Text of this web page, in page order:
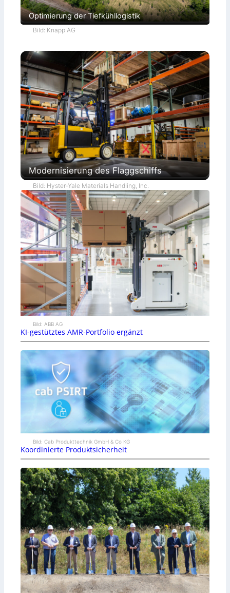
Optimierung der Tiefkühllogistik
Bild: Knapp AG
Modernisierung des Flaggschiffs
Bild: Hyster-Yale Materials Handling, Inc.
Bild: ABB AG
KI-gestütztes AMR-Portfolio ergänzt
Bild: Cab Produkttechnik GmbH & Co KG
Koordinierte Produktsicherheit